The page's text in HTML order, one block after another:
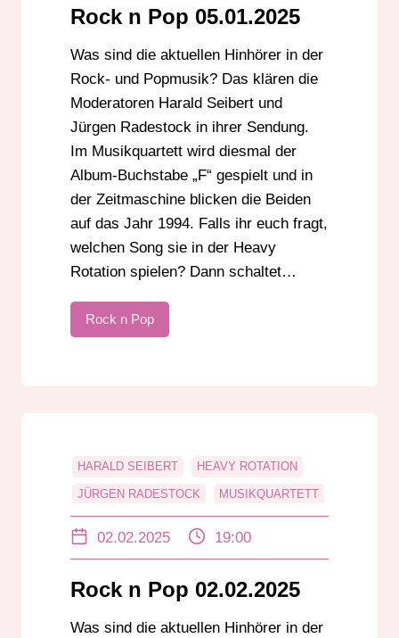
Rock n Pop 05.01.2025
Was sind die aktuellen Hinhörer in der
Rock- und Popmusik? Das klären die
Moderatoren Harald Seibert und
Jürgen Radestock in ihrer Sendung.
Im Musikquartett wird diesmal der
Album-Buchstabe „F“ gespielt und in
der Zeitmaschine blicken die Beiden
auf das Jahr 1994. Falls ihr euch fragt,
welchen Song sie in der Heavy
Rotation spielen? Dann schaltet…
Rock n Pop
HARALD SEIBERT HEAVY ROTATION
JÜRGEN RADESTOCK MUSIKQUARTETT
ZEITMASCHINE
02.02.2025 19:00
Rock n Pop 02.02.2025
Was sind die aktuellen Hinhörer in der